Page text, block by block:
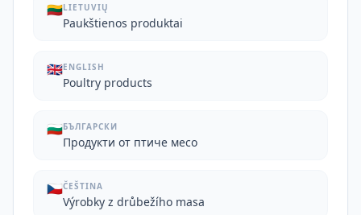
🇱🇹LIETUVIŲ
Paukštienos produktai
🇬🇧ENGLISH
Poultry products
🇧🇬БЪЛГАРСКИ
Продукти от птиче месо
🇨🇿ČEŠTINA
Výrobky z drůbežího masa